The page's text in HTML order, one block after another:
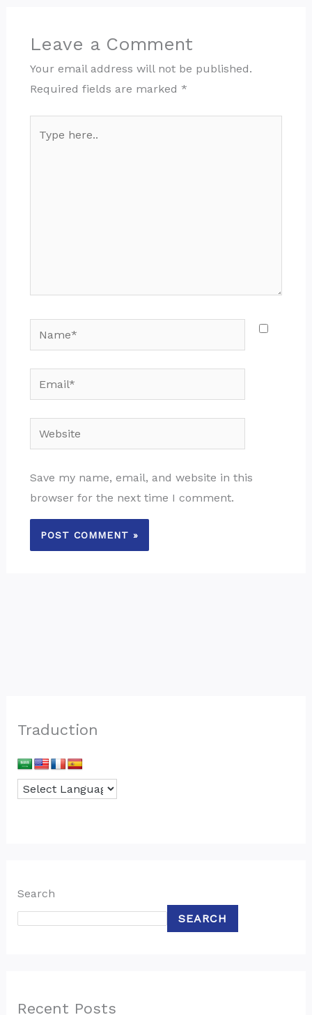
Leave a Comment
Your email address will not be published.
Required fields are marked *
Name*
Email*
Website
Save my name, email, and website in this
browser for the next time I comment.
Traduction
Search
SEARCH
Recent Posts